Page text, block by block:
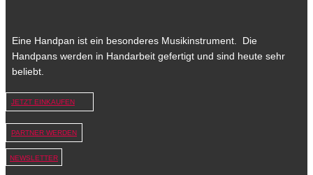
Eine Handpan ist ein besonderes Musikinstrument. Die
Handpans werden in Handarbeit gefertigt und sind heute sehr
beliebt.
JETZT EINKAUFEN
PARTNER WERDEN
NEWSLETTER